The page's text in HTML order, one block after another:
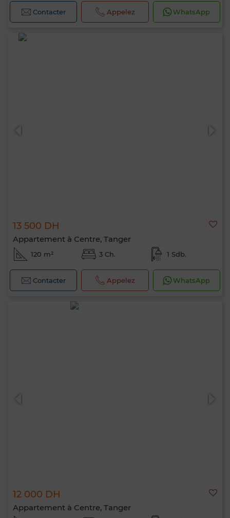
Contacter Appelez WhatsApp
13 500 DH
Appartement à Centre, Tanger
120 m² 3 Ch. 1 Sdb.
Contacter Appelez WhatsApp
12 000 DH
Appartement à Centre, Tanger